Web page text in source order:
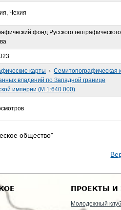
Чехия
фонд Русского географического
карты › Семитопографическая
владений по Западной границе
империи (М 1:640 000)
общество"
ПРОЕКТЫ И
Молодежный клуб